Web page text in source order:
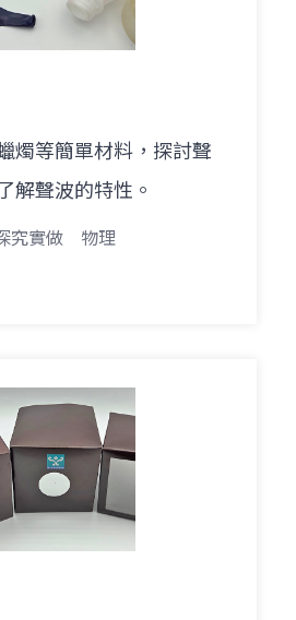
燭等簡單材料，探討聲
解聲波的特性。
究實做 物理